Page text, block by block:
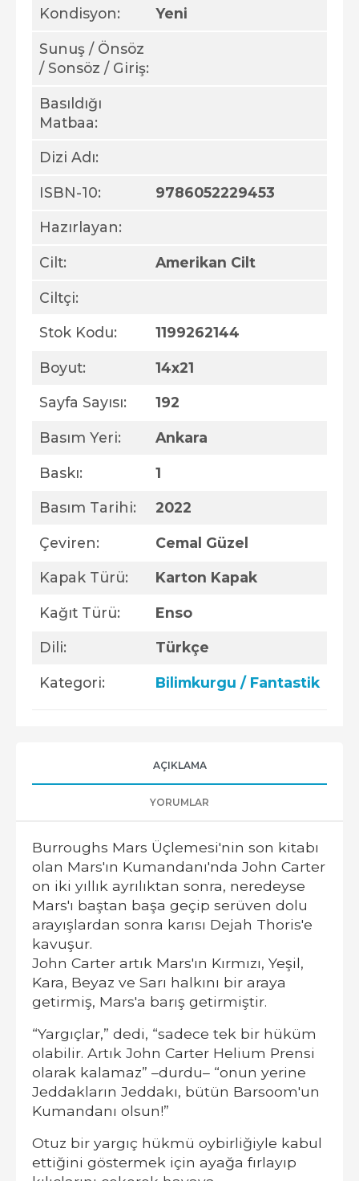
Kondisyon: Yeni
Sunuş / Önsöz
/ Sonsöz / Giriş:
Basıldığı
Matbaa:
Dizi Adı:
ISBN-10: 9786052229453
Hazırlayan:
Cilt: Amerikan Cilt
Ciltçi:
Stok Kodu: 1199262144
Boyut: 14x21
Sayfa Sayısı: 192
Basım Yeri: Ankara
Baskı: 1
Basım Tarihi: 2022
Çeviren: Cemal Güzel
Kapak Türü: Karton Kapak
Kağıt Türü: Enso
Dili: Türkçe
Kategori: Bilimkurgu / Fantastik
AÇIKLAMA
YORUMLAR
Burroughs Mars Üçlemesi'nin son kitabı
olan Mars'ın Kumandanı'nda John Carter
on iki yıllık ayrılıktan sonra, neredeyse
Mars'ı baştan başa geçip serüven dolu
arayışlardan sonra karısı Dejah Thoris'e
kavuşur.
John Carter artık Mars'ın Kırmızı, Yeşil,
Kara, Beyaz ve Sarı halkını bir araya
getirmiş, Mars'a barış getirmiştir.
“Yargıçlar,” dedi, “sadece tek bir hüküm
olabilir. Artık John Carter Helium Prensi
olarak kalamaz” –durdu– “onun yerine
Jeddakların Jeddakı, bütün Barsoom'un
Kumandanı olsun!”
Otuz bir yargıç hükmü oybirliğiyle kabul
ettiğini göstermek için ayağa fırlayıp